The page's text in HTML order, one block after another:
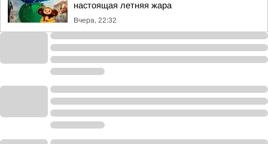
настоящая летняя жара
Вчера, 22:32